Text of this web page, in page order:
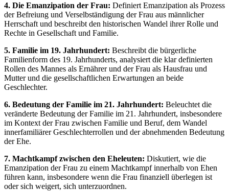
4. Die Emanzipation der Frau: Definiert Emanzipation als Prozess
der Befreiung und Verselbständigung der Frau aus männlicher
Herrschaft und beschreibt den historischen Wandel ihrer Rolle und
Rechte in Gesellschaft und Familie.
5. Familie im 19. Jahrhundert: Beschreibt die bürgerliche
Familienform des 19. Jahrhunderts, analysiert die klar definierten
Rollen des Mannes als Ernährer und der Frau als Hausfrau und
Mutter und die gesellschaftlichen Erwartungen an beide
Geschlechter.
6. Bedeutung der Familie im 21. Jahrhundert: Beleuchtet die
veränderte Bedeutung der Familie im 21. Jahrhundert, insbesondere
im Kontext der Frau zwischen Familie und Beruf, dem Wandel
innerfamiliärer Geschlechterrollen und der abnehmenden Bedeutung
der Ehe.
7. Machtkampf zwischen den Eheleuten: Diskutiert, wie die
Emanzipation der Frau zu einem Machtkampf innerhalb von Ehen
führen kann, insbesondere wenn die Frau finanziell überlegen ist
oder sich weigert, sich unterzuordnen.